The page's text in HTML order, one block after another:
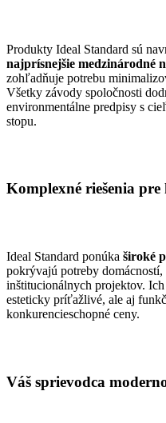
Produkty Ideal Standard sú
najprísnejšie medzinárodné
zohľadňuje potrebu
Všetky závody spoločnosti
environmentálne predpisy s
stopu.
Komplexné riešenia pre
Ideal Standard ponúka široké
pokrývajú potreby
inštitucionálnych projektov.
esteticky príťažlivé, ale aj
konkurencieschopné ceny.
Váš sprievodca